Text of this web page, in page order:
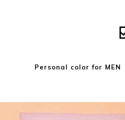
Personal color for MEN